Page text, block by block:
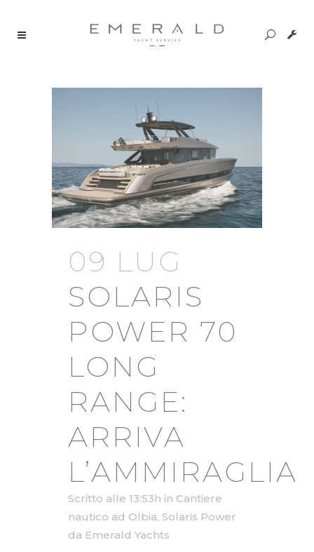
09 LUG
SOLARIS
POWER 70
LONG
RANGE:
ARRIVA
L’AMMIRAGLIA
Scritto alle 13:53h in Cantiere
nautico ad Olbia, Solaris Power
da Emerald Yachts